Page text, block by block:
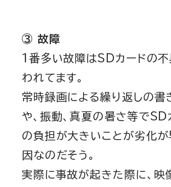
③ 故障
1番多い故障はSDカードの不
われてます。
常時録画による繰り返しの書
や、振動、真夏の暑さ等でSD
の負担が大きいことが劣化が
因なのだそう。
実際に事故が起きた際に、映